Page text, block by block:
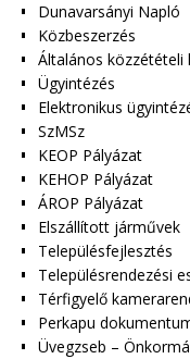
Dunavarsányi Napló
Közbeszerzés
Általános közzétételi
Ügyintézés
Elektronikus
SzMSz
KEOP Pályázat
KEHOP Pályázat
ÁROP Pályázat
Elszállított járművek
Településfejlesztés
Településrendezési
Térfigyelő
Perkapu
Üvegzseb –